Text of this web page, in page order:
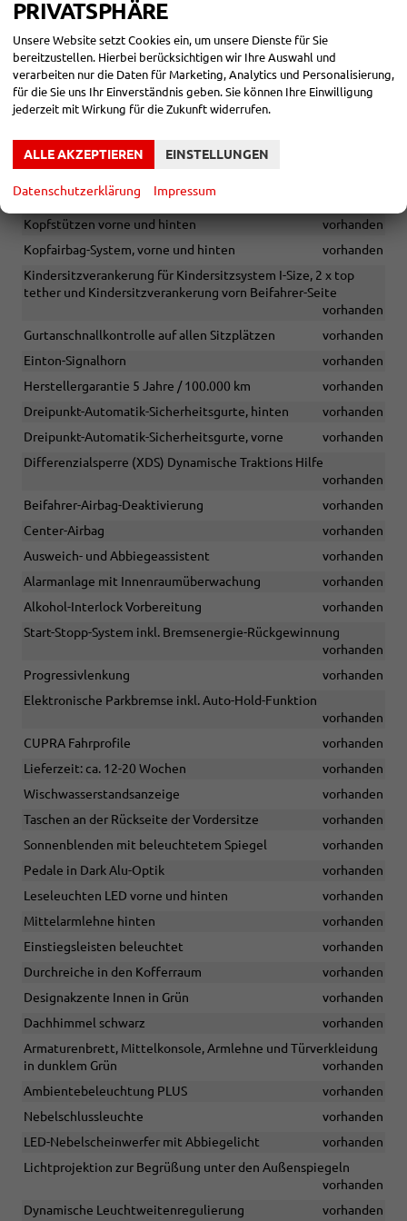
Fensterheber elektrisch mit Komfortschaltung und
Abschaltsicherung
vorhanden
Climatronic (3-Zonen) mit Klimabedienteil hinten
vorhanden
Adaptive Geschwindigkeitsregelung (ACC) bis 210 km/h
Umfeldbeobachtungssystem Front Assist mit City-
Notbremsfunktion
Müdigkeits- und Ablenkungserkennung
Kopfstützen vorne und hinten
vorhanden
Kopfairbag-System, vorne und hinten
vorhanden
Kindersitzverankerung für Kindersitzsystem I-Size, 2 x top
tether und Kindersitzverankerung vorn Beifahrer-Seite
vorhanden
Gurtanschnallkontrolle auf allen Sitzplätzen
vorhanden
Einton-Signalhorn
vorhanden
Herstellergarantie 5 Jahre / 100.000 km
vorhanden
Dreipunkt-Automatik-Sicherheitsgurte, hinten
vorhanden
Dreipunkt-Automatik-Sicherheitsgurte, vorne
vorhanden
Differenzialsperre (XDS) Dynamische Traktions Hilfe
vorhanden
Beifahrer-Airbag-Deaktivierung
vorhanden
Center-Airbag
vorhanden
Ausweich- und Abbiegeassistent
vorhanden
Alarmanlage mit Innenraumüberwachung
vorhanden
Alkohol-Interlock Vorbereitung
vorhanden
Start-Stopp-System inkl. Bremsenergie-Rückgewinnung
vorhanden
Progressivlenkung
vorhanden
Elektronische Parkbremse inkl. Auto-Hold-Funktion
vorhanden
CUPRA Fahrprofile
vorhanden
Lieferzeit: ca. 12-20 Wochen
vorhanden
Wischwasserstandsanzeige
vorhanden
Taschen an der Rückseite der Vordersitze
vorhanden
Sonnenblenden mit beleuchtetem Spiegel
vorhanden
Pedale in Dark Alu-Optik
vorhanden
Leseleuchten LED vorne und hinten
vorhanden
Mittelarmlehne hinten
vorhanden
Einstiegsleisten beleuchtet
vorhanden
Durchreiche in den Kofferraum
vorhanden
Designakzente Innen in Grün
vorhanden
Dachhimmel schwarz
vorhanden
Armaturenbrett, Mittelkonsole, Armlehne und Türverkleidung
in dunklem Grün
vorhanden
Ambientebeleuchtung PLUS
vorhanden
Nebelschlussleuchte
vorhanden
LED-Nebelscheinwerfer mit Abbiegelicht
vorhanden
Lichtprojektion zur Begrüßung unter den Außenspiegeln
vorhanden
Dynamische Leuchtweitenregulierung
vorhanden
PRIVATSPHÄRE
Unsere Website setzt Cookies ein, um unsere Dienste für Sie
bereitzustellen. Hierbei berücksichtigen wir Ihre Auswahl und
verarbeiten nur die Daten für Marketing, Analytics und Personalisierung,
für die Sie uns Ihr Einverständnis geben. Sie können Ihre Einwilligung
jederzeit mit Wirkung für die Zukunft widerrufen.
ALLE AKZEPTIEREN EINSTELLUNGEN
Datenschutzerklärung Impressum